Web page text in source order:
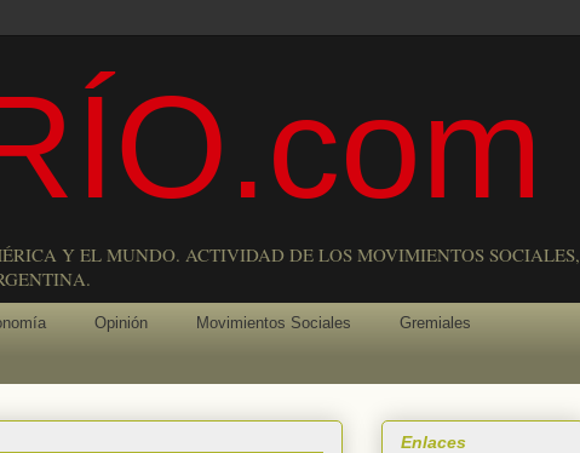
Y EL MUNDO. ACTIVIDAD DE LOS MOVIMIENTOS SOCIALES,
Opinión Movimientos Sociales Gremiales
Enlaces